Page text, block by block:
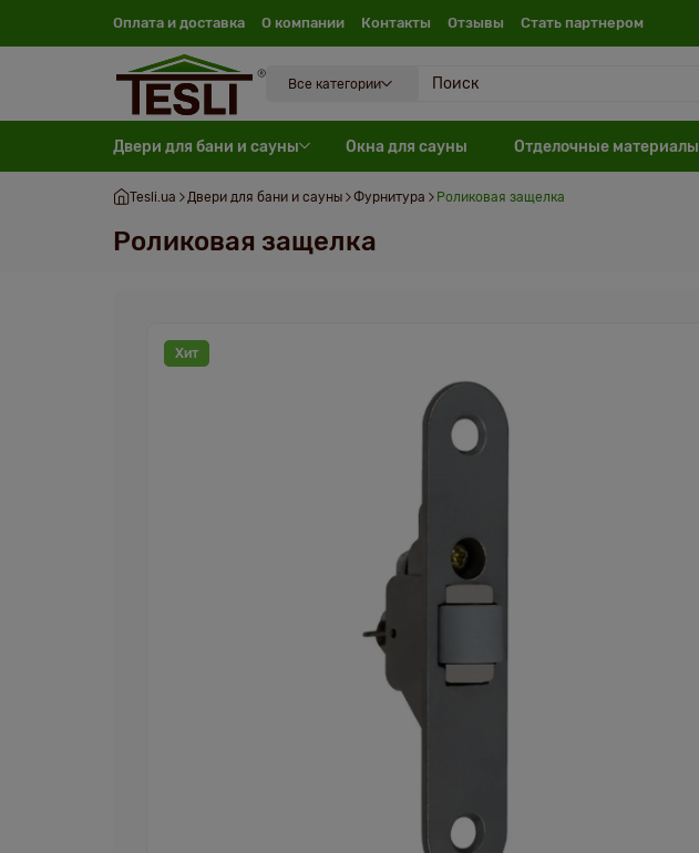
Оплата и доставка О компании Контакты Отзывы Cтать партнером
Все категории
Двери для бани и сауны Окна для сауны Отделочные материалы
Tesli.ua Двери для бани и сауны Фурнитура Роликовая защелка
Роликовая защелка
Хит